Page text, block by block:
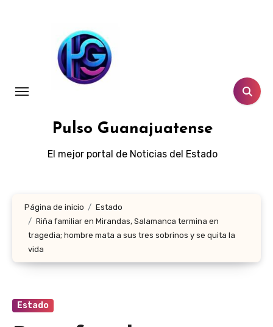
Pulso Guanajuatense
El mejor portal de Noticias del Estado
Página de inicio
Estado
Riña familiar en Mirandas, Salamanca termina en
tragedia; hombre mata a sus tres sobrinos y se quita la
vida
Estado